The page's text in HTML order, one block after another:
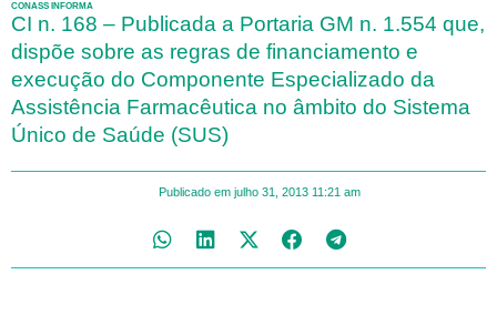
CONASS INFORMA
CI n. 168 – Publicada a Portaria GM n. 1.554 que,
dispõe sobre as regras de financiamento e
execução do Componente Especializado da
Assistência Farmacêutica no âmbito do Sistema
Único de Saúde (SUS)
Publicado em julho 31, 2013 11:21 am